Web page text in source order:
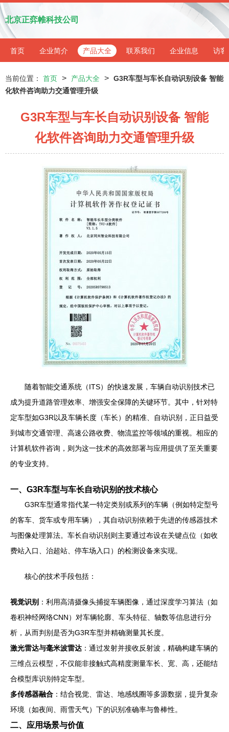
北京正弈帷科技公司
首页 企业简介 产品大全 联系我们 企业信息 访客
当前位置： 首页 > 产品大全 > G3R车型与车长自动识别设备 智能
化软件咨询助力交通管理升级
G3R车型与车长自动识别设备 智能
化软件咨询助力交通管理升级
随着智能交通系统（ITS）的快速发展，车辆自动识别技术已
成为提升道路管理效率、增强安全保障的关键环节。其中，针对特
定车型如G3R以及车辆长度（车长）的精准、自动识别，正日益受
到城市交通管理、高速公路收费、物流监控等领域的重视。相应的
计算机软件咨询，则为这一技术的高效部署与应用提供了至关重要
的专业支持。
一、G3R车型与车长自动识别的技术核心
G3R车型通常指代某一特定类别或系列的车辆（例如特定型号
的客车、货车或专用车辆），其自动识别依赖于先进的传感器技术
与图像处理算法。车长自动识别则主要通过布设在关键点位（如收
费站入口、治超站、停车场入口）的检测设备来实现。
核心的技术手段包括：
视觉识别 ：利用高清摄像头捕捉车辆图像，通过深度学习算法（如
卷积神经网络CNN）对车辆轮廓、车头特征、轴数等信息进行分
析，从而判别是否为G3R车型并精确测量其长度。
激光雷达与毫米波雷达 ：通过发射并接收反射波，精确构建车辆的
三维点云模型，不仅能非接触式高精度测量车长、宽、高，还能结
合模型库识别特定车型。
多传感器融合 ：结合视觉、雷达、地感线圈等多源数据，提升复杂
环境（如夜间、雨雪天气）下的识别准确率与鲁棒性。
二、应用场景与价值